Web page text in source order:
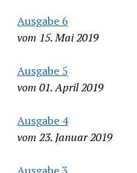
Ausgabe 6
vom 15. Mai 2019
Ausgabe 5
vom 01. April 2019
Ausgabe 4
vom 23. Januar 2019